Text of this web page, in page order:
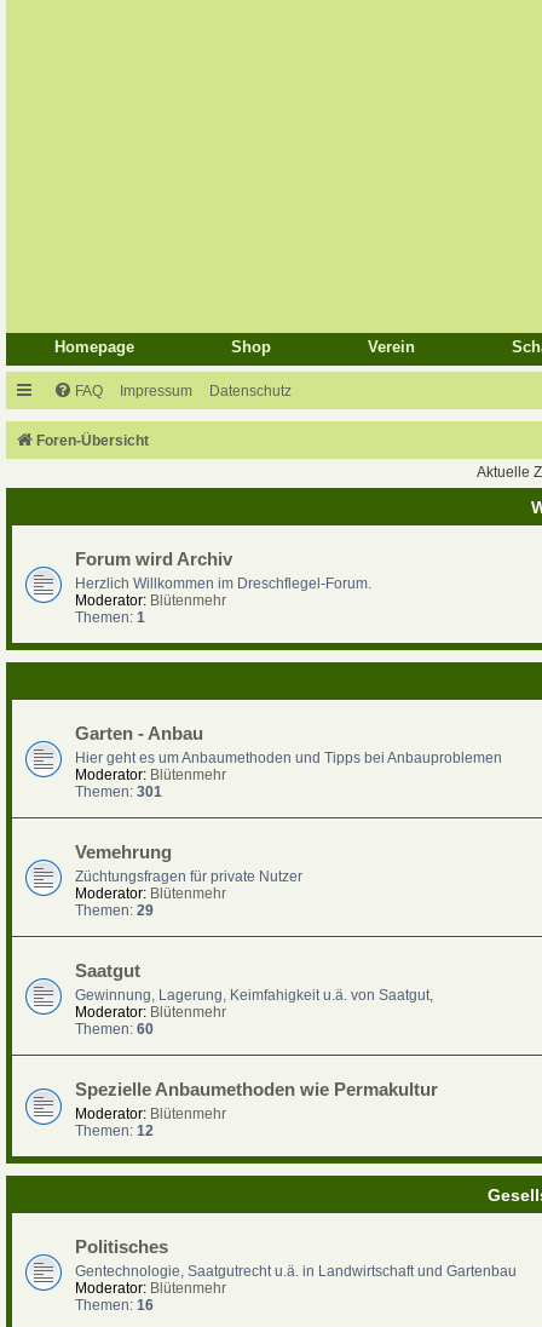
Homepage Shop Verein
FAQ Impressum Datenschutz
Foren-Übersicht
Aktuelle
Forum wird Archiv
Herzlich Willkommen im Dreschflegel-Forum.
Moderator: Blütenmehr
Themen: 1
Garten - Anbau
Hier geht es um Anbaumethoden und Tipps bei Anbauproblemen
Moderator: Blütenmehr
Themen: 301
Vemehrung
Züchtungsfragen für private Nutzer
Moderator: Blütenmehr
Themen: 29
Saatgut
Gewinnung, Lagerung, Keimfahigkeit u.ä. von Saatgut,
Moderator: Blütenmehr
Themen: 60
Spezielle Anbaumethoden wie Permakultur
Moderator: Blütenmehr
Themen: 12
Politisches
Gentechnologie, Saatgutrecht u.ä. in Landwirtschaft und Gartenbau
Moderator: Blütenmehr
Themen: 16